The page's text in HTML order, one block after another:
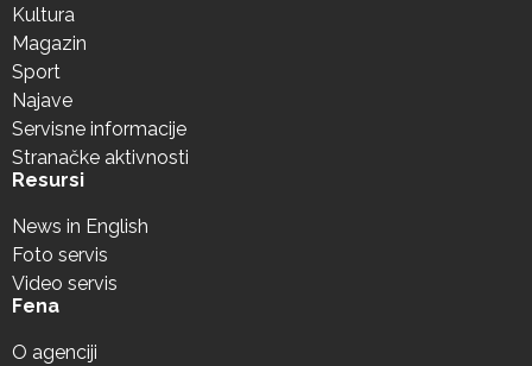
Kultura
Magazin
Sport
Najave
Servisne informacije
Stranačke aktivnosti
Resursi
News in English
Foto servis
Video servis
Fena
O agenciji